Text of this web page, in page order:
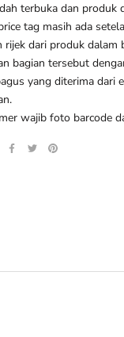
terbuka dan produk
tag masih ada
rijek dari produk dalam
bagian tersebut
yang diterima dari
wajib foto barcode